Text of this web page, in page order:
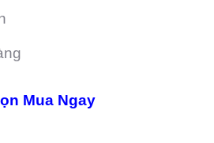
Mua Ngay